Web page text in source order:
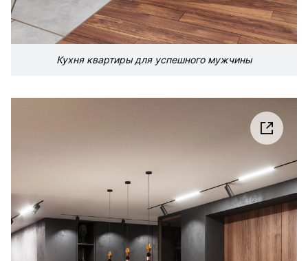
Кухня квартиры для успешного мужчины